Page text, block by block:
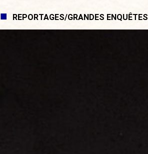
REPORTAGES/GRANDES ENQUÊTES